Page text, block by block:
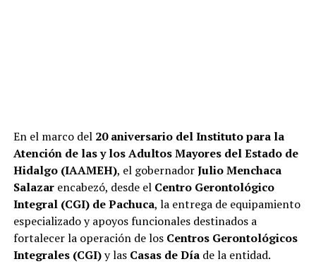
En el marco del 20 aniversario del Instituto para la
Atención de las y los Adultos Mayores del Estado de
Hidalgo (IAAMEH), el gobernadorJulio Menchaca
Salazarencabezó, desde el Centro Gerontológico
Integral (CGI) de Pachuca, la entrega de equipamiento
especializado y apoyos funcionales destinados a
fortalecer la operación de los Centros Gerontológicos
Integrales (CGI)y las Casas de Díade la entidad.